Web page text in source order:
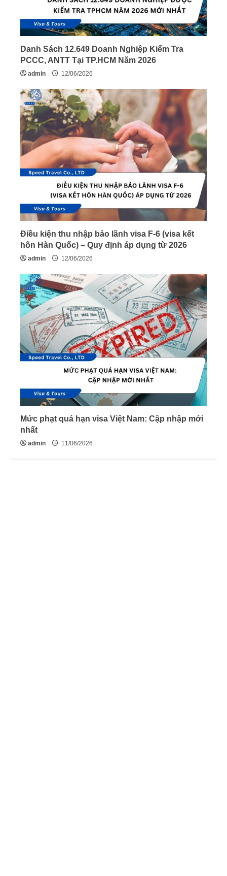
Danh Sách 12.649 Doanh Nghiệp Kiểm Tra
PCCC, ANTT Tại TP.HCM Năm 2026
admin 12/06/2026
Điều kiện thu nhập bảo lãnh visa F-6 (visa kết
hôn Hàn Quốc) – Quy định áp dụng từ 2026
admin 12/06/2026
Mức phạt quá hạn visa Việt Nam: Cập nhập mới
nhất
admin 11/06/2026